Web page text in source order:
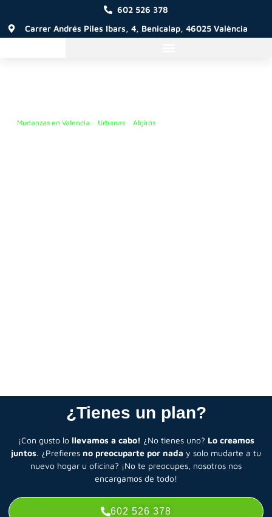
602 526 378
Carrer Andrés Piles Ibars, 4, Benicalap, 46025 València
Mudanzas en Valencia Urbanas Algirós
¿Tienes un plan?
¡Con gusto lo llevamos a cabo! ¿No tienes uno? Lo creamos
juntos. ¿Prefieres no preocuparte por nada y solo mudarte a tu
nuevo hogar u oficina? ¡No te preocupes, nosotros nos
encargamos de todo!
602 526 378